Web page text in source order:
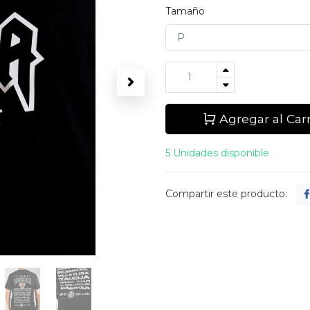
Tamaño
Agregar al
5 Unidades disponible
Compartir este producto: